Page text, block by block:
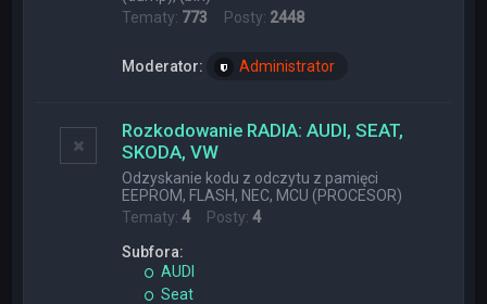
Tematy: 773 Posty: 2448
Moderator: Administrator
Rozkodowanie RADIA: AUDI, SEAT,
SKODA, VW
Odzyskanie kodu z odczytu z pamięci
EEPROM, FLASH, NEC, MCU (PROCESOR)
Tematy:4Posty:4
Subfora:
AUDI
Seat